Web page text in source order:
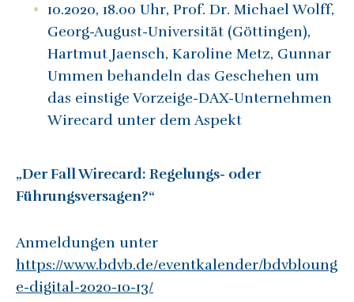
10.2020, 18.00 Uhr, Prof. Dr. Michael Wolff,
Georg-August-Universität (Göttingen),
Hartmut Jaensch, Karoline Metz, Gunnar
Ummen behandeln das Geschehen um
das einstige Vorzeige-DAX-Unternehmen
Wirecard unter dem Aspekt
„Der Fall Wirecard: Regelungs- oder
Führungsversagen?“
Anmeldungen unter
https://www.bdvb.de/eventkalender/bdvbloung
e-digital-2020-10-13/